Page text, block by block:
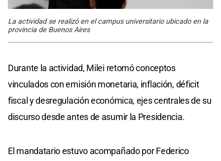
La actividad se realizó en el campus universitario ubicado en la
provincia de Buenos Aires
Durante la actividad, Milei retomó conceptos
vinculados con emisión monetaria, inflación, déficit
fiscal y desregulación económica, ejes centrales de su
discurso desde antes de asumir la Presidencia.
El mandatario estuvo acompañado por Federico